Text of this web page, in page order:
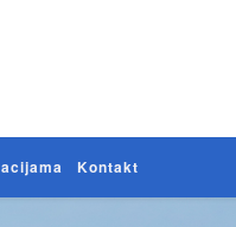
Kontakt